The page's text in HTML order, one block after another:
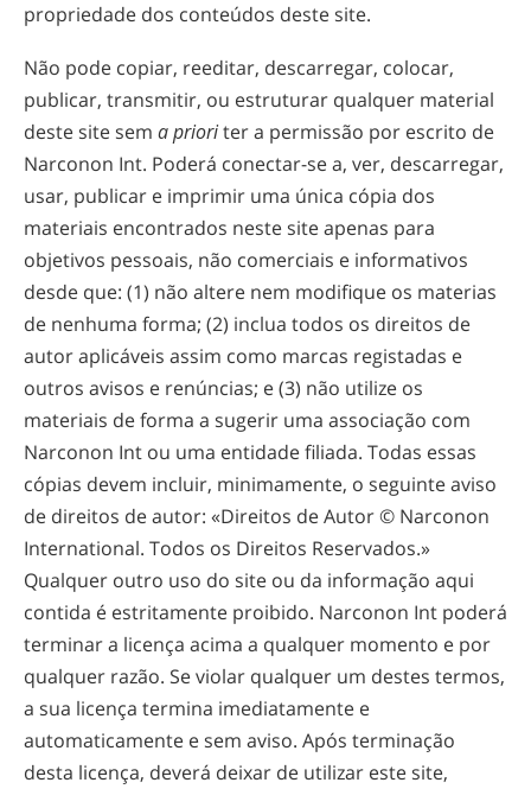
propriedade dos conteúdos deste site.
Não pode copiar, reeditar, descarregar, colocar,
publicar, transmitir, ou estruturar qualquer material
deste site sem a prioriter a permissão por escrito de
Narconon Int. Poderá conectar-sea, ver, descarregar,
usar, publicar e imprimir uma única cópia dos
materiais encontrados neste site apenas para
objetivos pessoais, não comerciais e informativos
desde que: (1) não altere nem modifique os materias
de nenhuma forma; (2) inclua todos os direitos de
autor aplicáveis assim como marcas registadas e
outros avisos e renúncias; e (3) não utilize os
materiais de forma a sugerir uma associação com
Narconon Int ou uma entidade filiada. Todas essas
cópias devem incluir, minimamente, o seguinte aviso
de direitos de autor: «Direitos de Autor © Narconon
International. Todos os Direitos Reservados.»
Qualquer outro uso do site ou da informação aqui
contida é estritamente proibido. Narconon Int poderá
terminar a licença acima a qualquer momento e por
qualquer razão. Se violar qualquer um destes termos,
a sua licença termina imediatamente e
automaticamente e sem aviso. Após terminação
desta licença, deverá deixar de utilizar este site,